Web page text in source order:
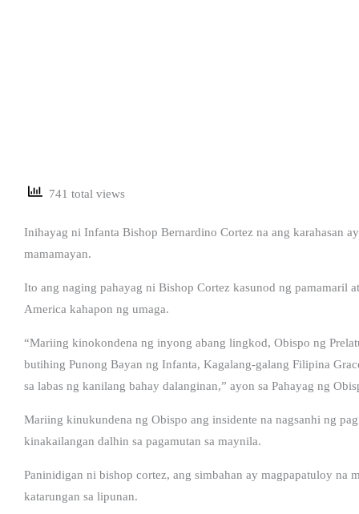
741 total views
Inihayag ni Infanta Bishop Bernardino Cortez na ang karahasan
mamamayan.
Ito ang naging pahayag ni Bishop Cortez kasunod ng pamamaril
America kahapon ng umaga.
“Mariing kinokondena ng inyong abang lingkod, Obispo ng
butihing Punong Bayan ng Infanta, Kagalang-galang Filipina
sa labas ng kanilang bahay dalanginan,” ayon sa Pahayag ng
Mariing kinukundena ng Obispo ang insidente na nagsanhi ng
kinakailangan dalhin sa pagamutan sa maynila.
Paninidigan ni bishop cortez, ang simbahan ay magpapatuloy na
katarungan sa lipunan.